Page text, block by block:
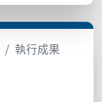
執行成果